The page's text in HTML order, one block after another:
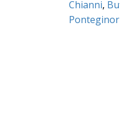
Chianni,